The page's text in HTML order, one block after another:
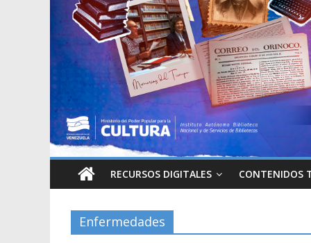
RECURSOS DIGITALES CONTENIDOS
Enfermedades